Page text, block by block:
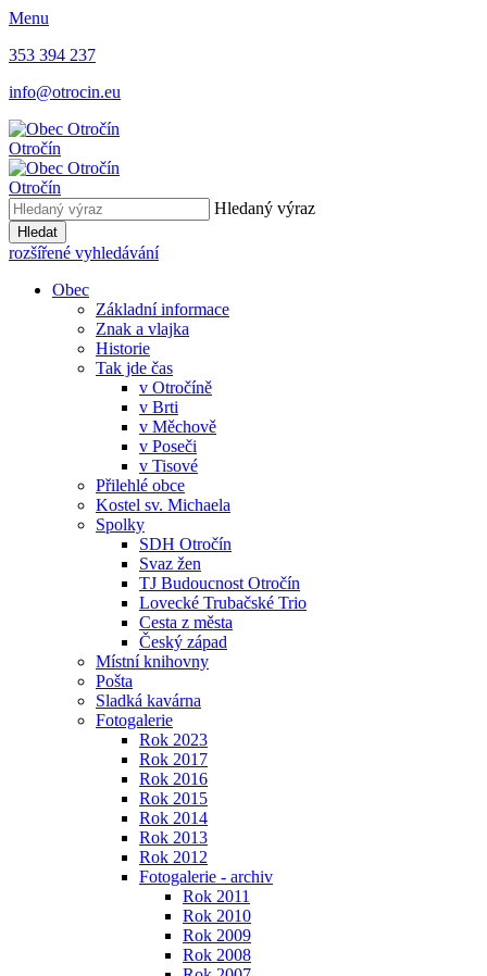
Menu
353 394 237
info@otrocin.eu
Otročín
Otročín
Hledaný výraz
Hledat
rozšířené vyhledávání
Obec
Základní informace
Znak a vlajka
Historie
Tak jde čas
v Otročíně
v Brti
v Měchově
v Poseči
v Tisové
Přilehlé obce
Kostel sv. Michaela
Spolky
SDH Otročín
Svaz žen
TJ Budoucnost Otročín
Lovecké Trubačské Trio
Cesta z města
Český západ
Místní knihovny
Pošta
Sladká kavárna
Fotogalerie
Rok 2023
Rok 2017
Rok 2016
Rok 2015
Rok 2014
Rok 2013
Rok 2012
Fotogalerie - archiv
Rok 2011
Rok 2010
Rok 2009
Rok 2008